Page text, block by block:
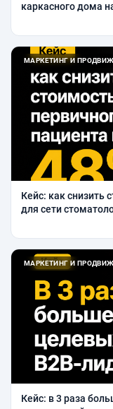
каркасного дома
МАРКЕТИНГ И
Кейс: как снизить
для сети
МАРКЕТИНГ И
Кейс: в 3 раза